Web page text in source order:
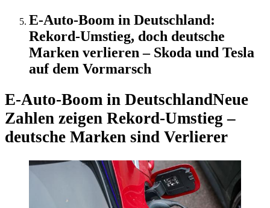
E-Auto-Boom in Deutschland:
Rekord-Umstieg, doch deutsche
Marken verlieren – Skoda und Tesla
auf dem Vormarsch
E-Auto-Boom in DeutschlandNeue
Zahlen zeigen Rekord-Umstieg –
deutsche Marken sind Verlierer